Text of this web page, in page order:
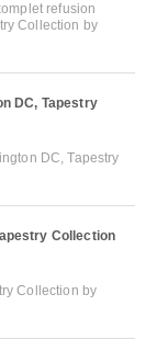
refusion
Collection by
DC, Tapestry
DC, Tapestry
Collection
Collection by